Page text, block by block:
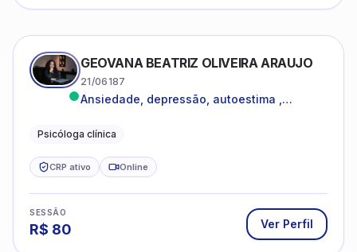
GEOVANA BEATRIZ OLIVEIRA ARAUJO
21/06187
Ansiedade, depressão, autoestima ,
Psicóloga clínica
CRP ativo Online
SESSÃO
R$ 80 Ver Perfil